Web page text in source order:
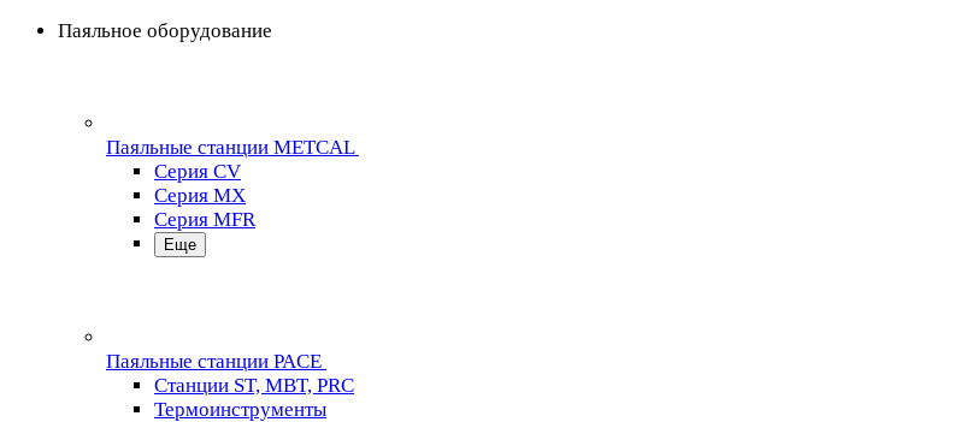
Паяльное оборудование
Паяльные станции METCAL
Серия CV
Серия MX
Серия MFR
Еще
Паяльные станции PACE
Станции ST, MBT, PRC
Термоинструменты